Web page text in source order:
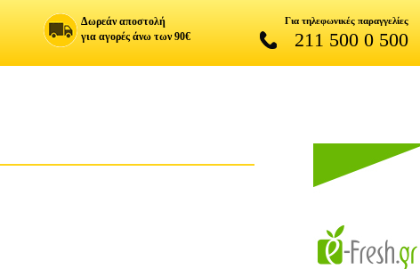
Δωρεάν αποστολή
για αγορές άνω των 90€
Για τηλεφωνικές παραγγελίες
211 500 0 500